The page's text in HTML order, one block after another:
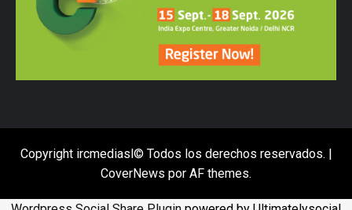
Copyright ircmediasl© Todos los derechos reservados. |
CoverNews por AF themes.